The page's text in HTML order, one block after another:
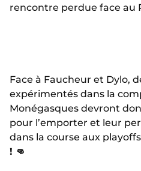
rencontre perdue face au
Face à Faucheur et Dylo,
expérimentés dans la
Monégasques devront
pour l’emporter et leur
dans la course aux
! 👊